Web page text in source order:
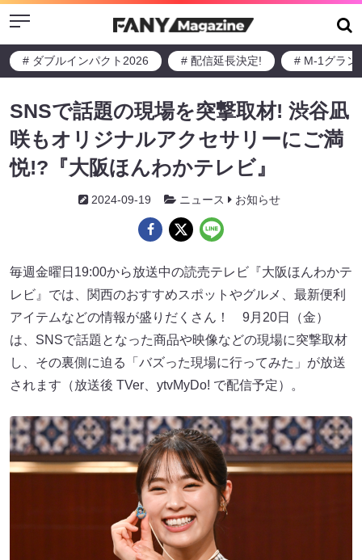
Menu
# ダブルインパクト2026 # 配信延長決定! # M-1グラン
SNSで話題の現場を突撃取材! 渋谷凪
咲もオリジナルアクセサリーにご満
悦!?『大阪ほんわかテレビ』
2024-09-19 ニュース お知らせ
毎週金曜日19:00から放送中の読売テレビ『大阪ほんわかテ
レビ』では、関西のおすすめスポットやグルメ、最新便利
アイテムなどの情報が盛りだくさん！ 9月20日（金）
は、SNSで話題となった商品や映像などの現場に突撃取材
し、その裏側に迫る「バズった現場に行ってみた」が放送
されます（放送後 TVer、ytvMyDo! で配信予定）。